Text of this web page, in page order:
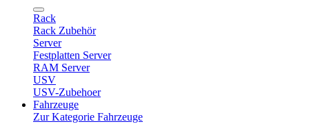
Rack
Rack Zubehör
Server
Festplatten Server
RAM Server
USV
USV-Zubehoer
Fahrzeuge
Zur Kategorie Fahrzeuge